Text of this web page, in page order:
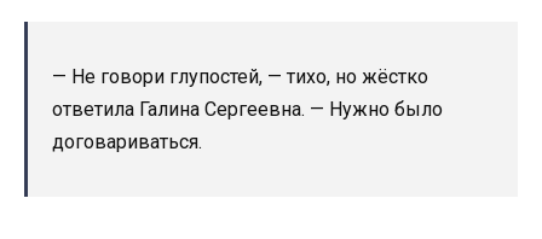
— Не говори глупостей, — тихо, но жёстко
ответила Галина Сергеевна. — Нужно было
договариваться.